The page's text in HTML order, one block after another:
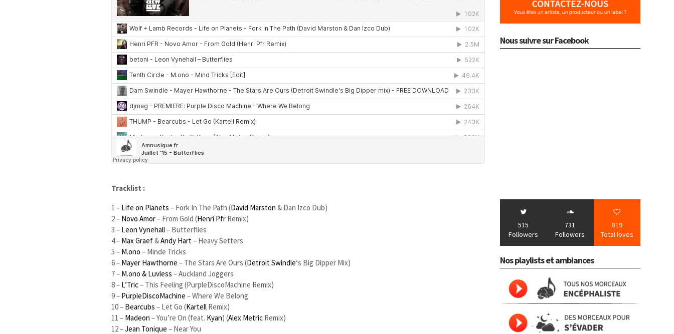
Tracklist :
1 – Life on Planets – Fork In The Path (David Marston & Dan Izco Dub)
2 – Novo Amor– From Gold (Henri Pfr Remix)
3 – Leon Vynehall– Butterflies
4 – Max Graef&Andy Hart – Heavy Setters
5 – M.ono – Minde Tricks
6 – Mayer Hawthorne – The Stars Are Ours (Detroit Swindle‘s Big Dipper Mix)
7 – M.ono & Luvless – Auckland Joggers
8 – L’Tric– This Feeling (PurpleDiscoMachine Remix)
9 – PurpleDiscoMachine – Where We Belong
10 – Bearcubs – Let Go (Kartell Remix)
11 – Madeon – You’re On (feat. Kyan) (Alex Metric Remix)
12 –Jean Tonique – Near You
Nous suivre sur Facebook
515
Followers
731
Followers
819
Total loves
Nos playlists et ambiances